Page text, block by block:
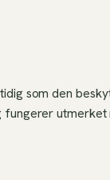
som den
utmerket